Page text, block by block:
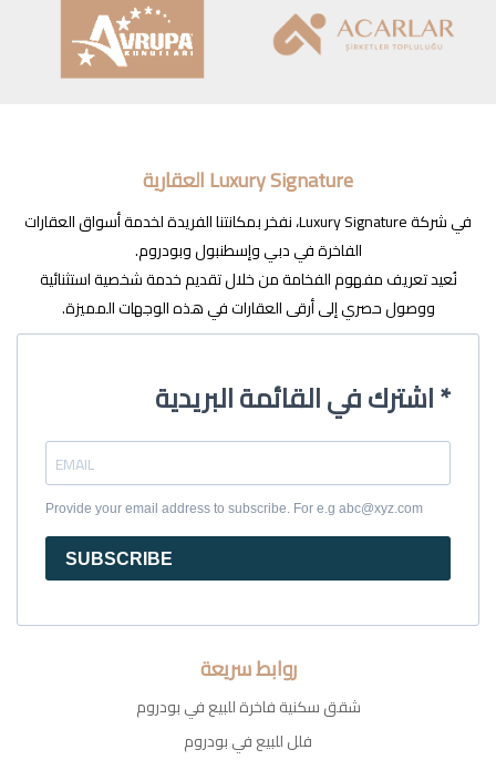
Luxury Signature العقارية
في شركة Luxury Signature، نفخر بمكانتنا الفريدة لخدمة أسواق العقارات
الفاخرة في دبي وإسطنبول وبودروم.
نُعيد تعريف مفهوم الفخامة من خلال تقديم خدمة شخصية استثنائية
ووصول حصري إلى أرقى العقارات في هذه الوجهات المميزة.
اشترك في القائمة البريدية *
Provide your email address to subscribe. For e.g abc@xyz.com
SUBSCRIBE
روابط سريعة
شقق سكنية فاخرة للبيع في بودروم
فلل للبيع في بودروم